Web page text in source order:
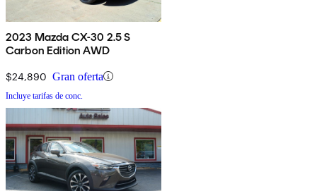
2023 Mazda CX-30 2.5 S
Carbon Edition AWD
$24,890 Gran oferta
Incluye tarifas de conc.